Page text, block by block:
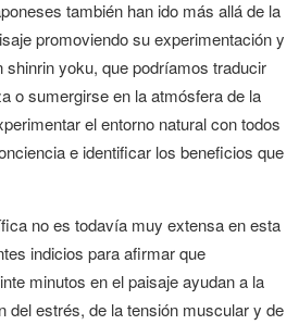
también han ido más allá de la
promoviendo su experimentación y
yoku, que podríamos traducir
o sumergirse en la atmósfera de la
el entorno natural con todos
e identificar los beneficios que
no es todavía muy extensa en esta
indicios para afirmar que
minutos en el paisaje ayudan a la
del estrés, de la tensión muscular y de